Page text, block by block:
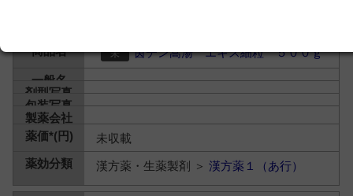
茵チン蒿湯 エキス細粒 ５００ｇ
未収載
漢方薬・生薬製剤 ＞漢方薬１（あ行）